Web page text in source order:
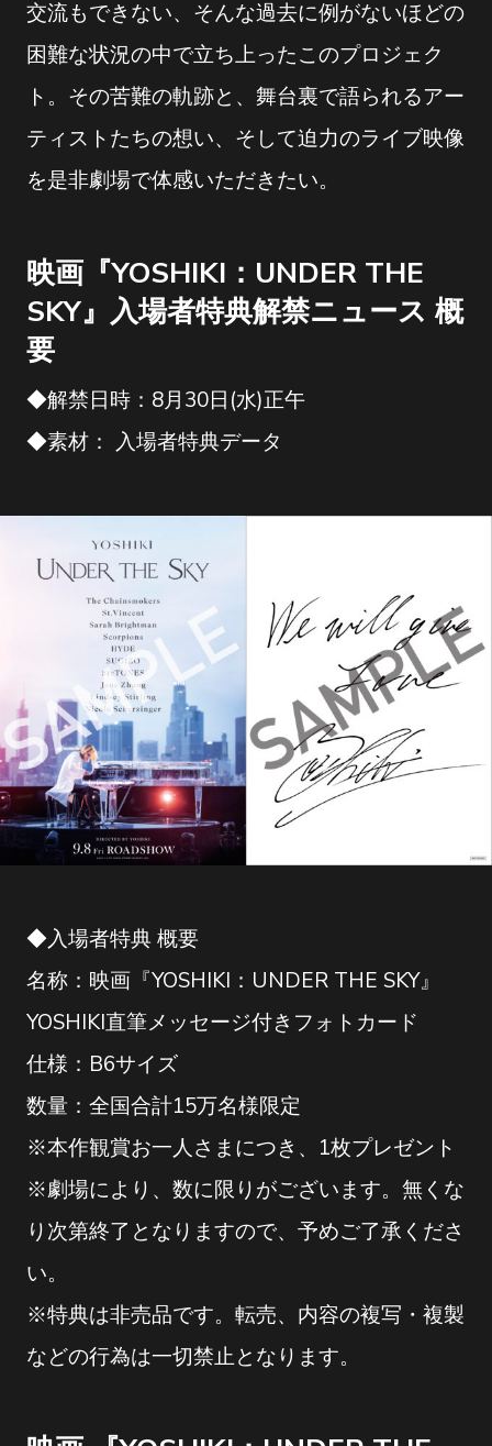
交流もできない、そんな過去に例がないほどの
困難な状況の中で立ち上ったこのプロジェク
ト。その苦難の軌跡と、舞台裏で語られるアー
ティストたちの想い、そして迫力のライブ映像
を是非劇場で体感いただきたい。
映画『YOSHIKI：UNDER THE
SKY』入場者特典解禁ニュース 概
要
◆解禁日時：8月30日(水)正午
◆素材： 入場者特典データ
◆入場者特典 概要
名称：映画『YOSHIKI：UNDER THE SKY』
YOSHIKI直筆メッセージ付きフォトカード
仕様：B6サイズ
数量：全国合計15万名様限定
※本作観賞お一人さまにつき、1枚プレゼント
※劇場により、数に限りがございます。無くな
り次第終了となりますので、予めご了承くださ
い。
※特典は非売品です。転売、内容の複写・複製
などの行為は一切禁止となります。